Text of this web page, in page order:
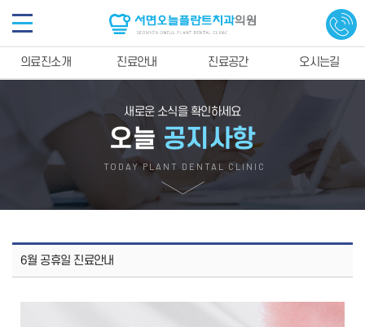
의료진소개 진료안내 진료공간 오시는길
새로운 소식을 확인하세요
오늘 공지사항
TODAY PLANT DENTAL CLINIC
6월 공휴일 진료안내